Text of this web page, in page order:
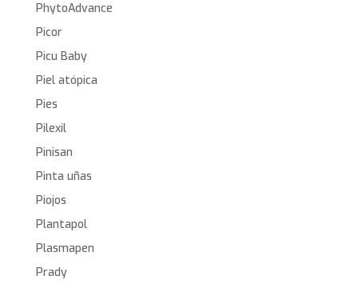
PhytoAdvance
Picor
Picu Baby
Piel atópica
Pies
Pilexil
Pinisan
Pinta uñas
Piojos
Plantapol
Plasmapen
Prady